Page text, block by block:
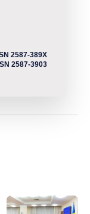
2587-389X
2587-3903